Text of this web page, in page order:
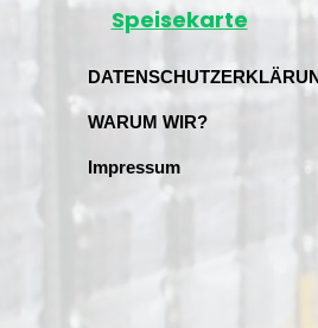
Speisekarte
WARUM WIR?
Impressum